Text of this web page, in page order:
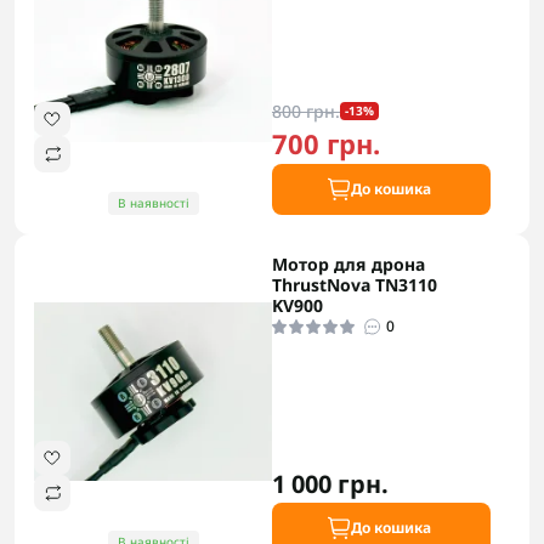
В наявності
800 грн. -13%
700 грн.
До кошика
Мотор для дрона
ThrustNova TN3110
KV900
0
1 000 грн.
До кошика